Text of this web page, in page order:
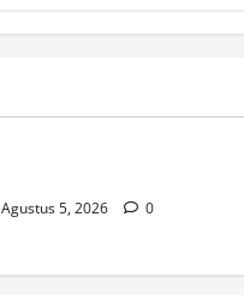
Agustus 5, 2026 0